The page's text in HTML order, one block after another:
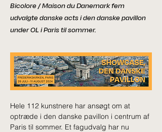
Bicolore / Maison du Danemark fem
udvalgte danske acts i den danske pavillon
under OL i Paris til sommer.
Hele 112 kunstnere har ansøgt om at
optræde i den danske pavillon i centrum af
Paris til sommer. Et fagudvalg har nu